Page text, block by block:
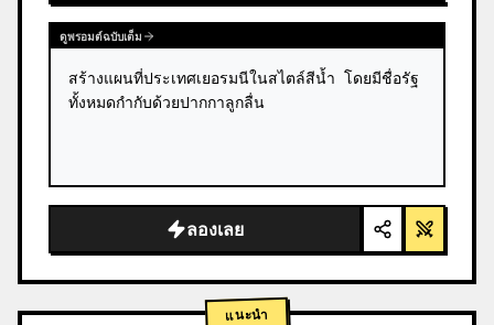
ดูพรอมต์ฉบับเต็ม
สร้างแผนที่ประเทศเยอรมนีในสไตล์สีน้ำ โดยมีชื่อรัฐ
ทั้งหมดกำกับด้วยปากกาลูกลื่น
ลองเลย
แนะนำ